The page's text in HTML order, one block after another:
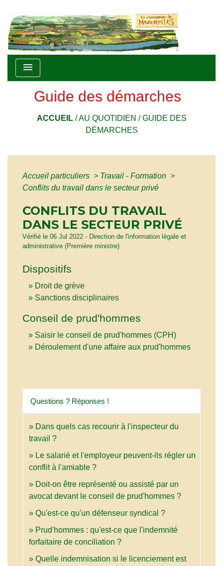
menu
Guide des démarches
ACCUEIL/AU QUOTIDIEN /GUIDE DES
DÉMARCHES
Accueil particuliers > Travail - Formation >
Conflits du travail dans le secteur privé
CONFLITS DU TRAVAIL
DANS LE SECTEUR PRIVÉ
Vérifié le 06 Jul 2022 - Direction de l'information légale et
administrative (Première ministre)
Dispositifs
Droit de grève
Sanctions disciplinaires
Conseil de prud'hommes
Saisir le conseil de prud'hommes (CPH)
Déroulement d'une affaire aux prud'hommes
Questions ? Réponses !
Dans quels cas recourir à l'inspecteur du
travail ?
Le salarié et l'employeur peuvent-ils régler un
conflit à l'amiable ?
Doit-on être représenté ou assisté par un
avocat devant le conseil de prud'hommes ?
Qu'est-ce qu'un défenseur syndical ?
Prud'hommes : qu'est-ce que l'indemnité
forfaitaire de conciliation ?
Quelle indemnisation si le licenciement est